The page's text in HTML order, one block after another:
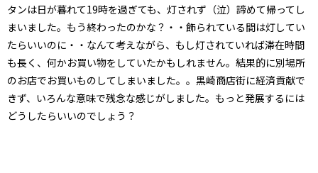
タンは日が暮れて19時を過ぎても、灯されず（泣）諦めて帰ってし
まいました。もう終わったのかな？・・飾られている間は灯してい
たらいいのに・・なんて考えながら、もし灯されていれば滞在時間
も長く、何かお買い物をしていたかもしれません。結果的に別場所
のお店でお買いものしてしまいました。。黒崎商店街に経済貢献で
きず、いろんな意味で残念な感じがしました。もっと発展するには
どうしたらいいのでしょう？